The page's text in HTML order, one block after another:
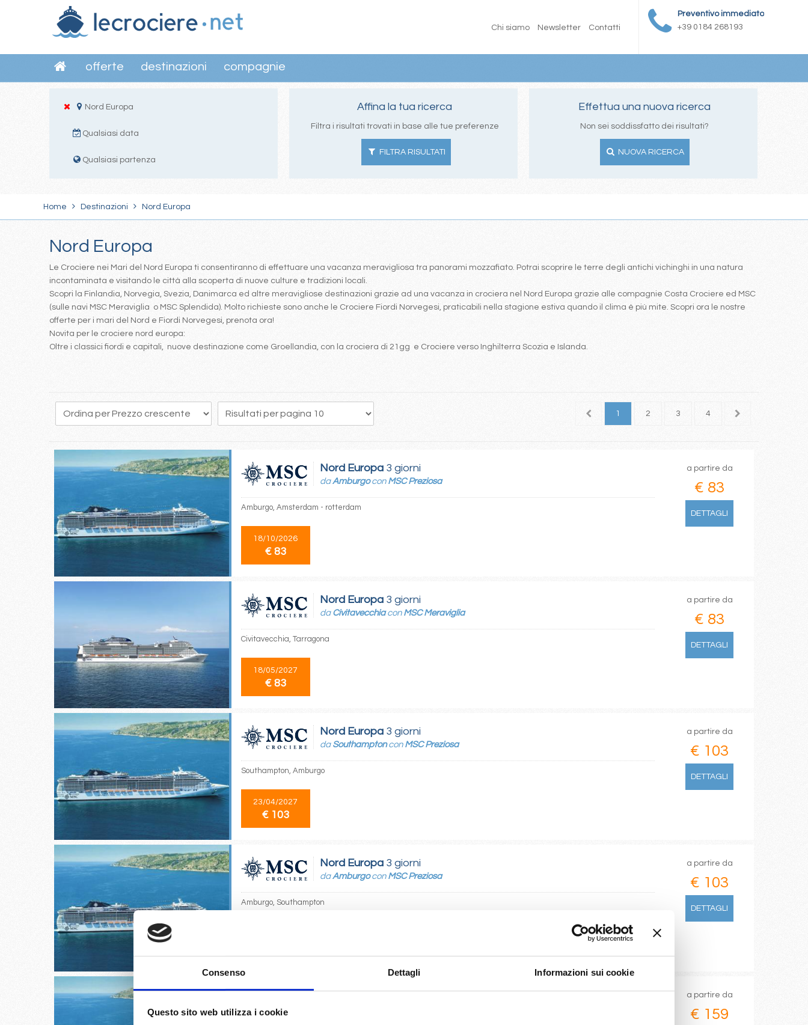
Consenso Dettagli Informazioni sui cookie
Questo sito web utilizza i cookie
Preventivo immediato
+39 0184 268193
Chi siamo Newsletter Contatti
offerte destinazioni compagnie
Nord Europa
Qualsiasi data
Qualsiasi partenza
Affina la tua ricerca
Filtra i risultati trovati in base alle tue preferenze
FILTRA RISULTATI
Effettua una nuova ricerca
Non sei soddissfatto dei risultati?
NUOVA RICERCA
Home Destinazioni Nord Europa
Nord Europa
Le Crociere nei Mari del Nord Europa ti consentiranno di effettuare una vacanza meravigliosa tra panorami mozzafiato. Potrai scoprire le terre degli antichi vichinghi in una natura
incontaminata e visitando le città alla scoperta di nuove culture e tradizioni locali.
Scopri la Finlandia, Norvegia, Svezia, Danimarca ed altre meravigliose destinazioni grazie ad una vacanza in crociera nel Nord Europa grazie alle compagnie Costa Crociere ed MSC
(sulle navi MSC Meraviglia o MSC Splendida). Molto richieste sono anche le Crociere Fiordi Norvegesi, praticabili nella stagione estiva quando il clima è più mite. Scopri ora le nostre
offerte per i mari del Nord e Fiordi Norvegesi, prenota ora!
Novita per le crociere nord europa:
Oltre i classici fiordi e capitali, nuove destinazione come Groellandia, con la crociera di 21gg e Crociere verso Inghilterra Scozia e Islanda.
1 2 3 4 5
Nord Europa 3 giorni
daAmburgocon MSC Preziosa
Amburgo, Amsterdam - rotterdam
18/10/2026
€ 83
a partire da
€ 83
DETTAGLI
Nord Europa 3 giorni
da Civitavecchiacon MSC Meraviglia
Civitavecchia, Tarragona
18/05/2027
€ 83
a partire da
€ 83
DETTAGLI
Nord Europa 3 giorni
da Southamptoncon MSC Preziosa
Southampton, Amburgo
23/04/2027
€ 103
a partire da
€ 103
DETTAGLI
Nord Europa 3 giorni
daAmburgocon MSC Preziosa
Amburgo, Southampton
a partire da
€ 103
DETTAGLI
Nord Europa5 giorni a partire da
€ 159